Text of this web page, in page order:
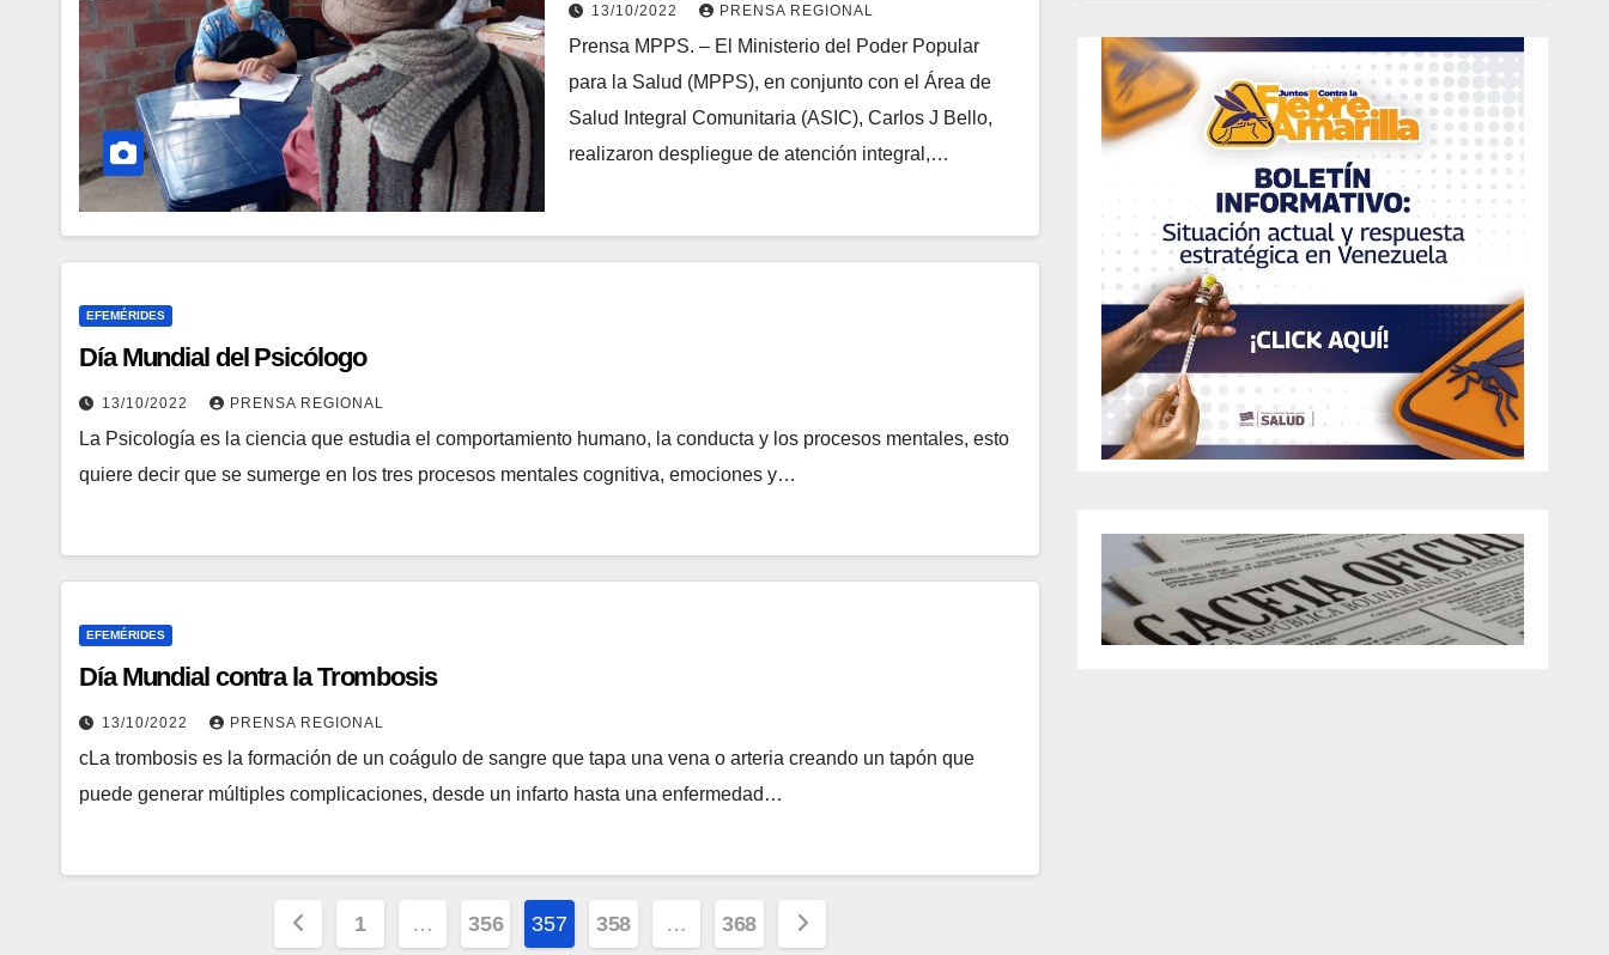
13/10/2022 PRENSA REGIONAL
Prensa MPPS. – El Ministerio del Poder Popular
para la Salud (MPPS), en conjunto con el Área de
Salud Integral Comunitaria (ASIC), Carlos J Bello,
realizaron despliegue de atención integral,…
EFEMÉRIDES
Día Mundial del Psicólogo
13/10/2022 PRENSA REGIONAL
La Psicología es la ciencia que estudia el comportamiento humano, la conducta y los procesos mentales, esto
quiere decir que se sumerge en los tres procesos mentales cognitiva, emociones y…
EFEMÉRIDES
Día Mundial contra la Trombosis
13/10/2022 PRENSA REGIONAL
cLa trombosis es la formación de un coágulo de sangre que tapa una vena o arteria creando un tapón que
puede generar múltiples complicaciones, desde un infarto hasta una enfermedad…
1 … 356 357 358 … 368